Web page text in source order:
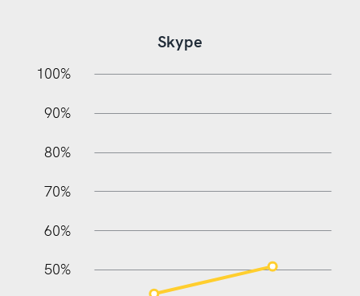
Skype
10%
100%
90%
80%
70%
60%
50%